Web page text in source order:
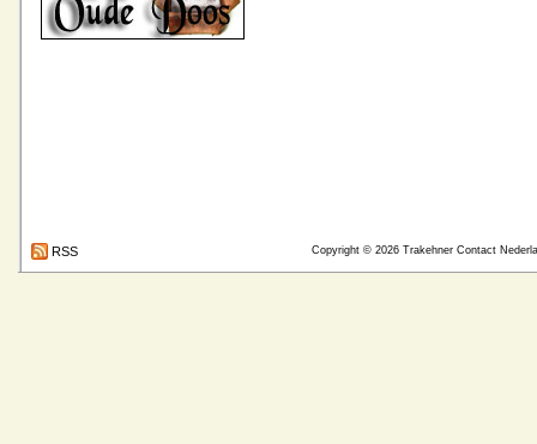
Copyright © 2026 Trakehner Contact
RSS